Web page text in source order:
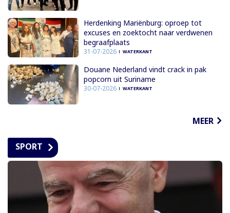
Herdenking Mariënburg: oproep tot
excuses en zoektocht naar verdwenen
begraafplaats
31-07-2026 WATERKANT
Douane Nederland vindt crack in pak
popcorn uit Suriname
30-07-2026 WATERKANT
MEER
SPORT